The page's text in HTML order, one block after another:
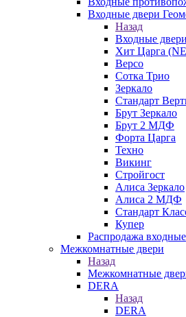
Входные двери
Назад
Входные
Хит Царга
Версо
Сотка Трио
Зеркало
Стандарт
Брут Зеркало
Брут 2 МДФ
Форта Царга
Техно
Викинг
Стройгост
Алиса Зеркало
Алиса 2 МДФ
Стандарт
Купер
Распродажа входные
Межкомнатные двери
Назад
Межкомнатные
DERA
Назад
DERA